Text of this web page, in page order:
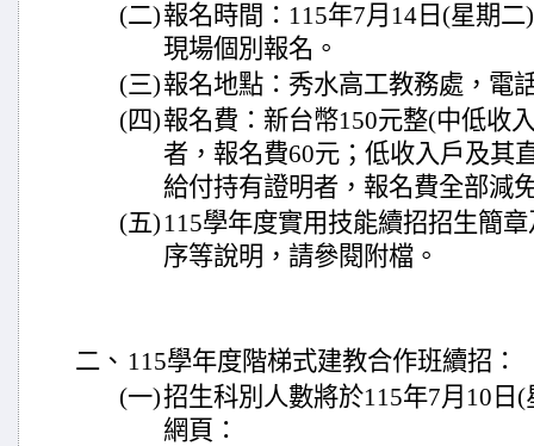
(二)報名時間：115年7月14日(星期
現場個別報名。
(三)報名地點：秀水高工教務處，電
(四)報名費：新台幣150元整(中低收
者，報名費60元；低收入戶及其
給付持有證明者，報名費全部減
(五) 115學年度實用技能續招招生簡
序等說明，請參閱附檔。
二、 115學年度階梯式建教合作班續招：
(一)招生科別人數將於115年7月10日
網頁：